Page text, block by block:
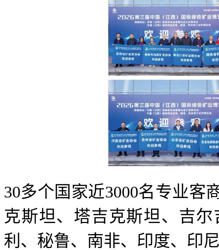
30多个国家近3000名专业
克斯坦、塔吉克斯坦、吉
利、秘鲁、南非、印度、印